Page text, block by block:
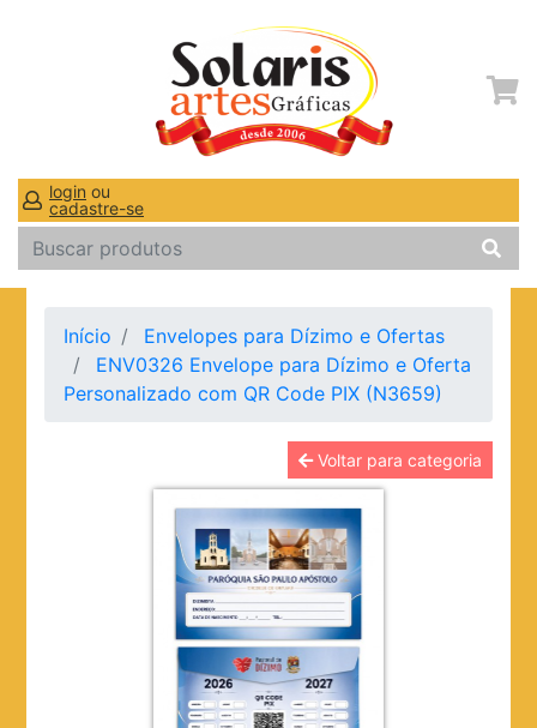
login ou
cadastre-se
Início
Envelopes para Dízimo e Ofertas
ENV0326 Envelope para Dízimo e Oferta
Personalizado com QR Code PIX (N3659)
Voltar para categoria